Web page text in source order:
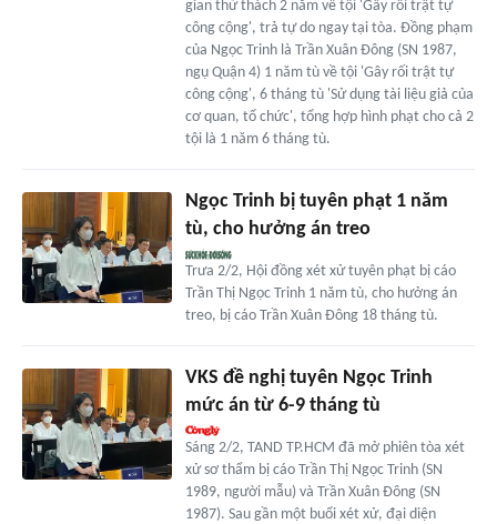
gian thử thách 2 năm về tội 'Gây rối trật tự
công cộng', trả tự do ngay tại tòa. Đồng phạm
của Ngọc Trinh là Trần Xuân Đông (SN 1987,
ngụ Quận 4) 1 năm tù về tội 'Gây rối trật tự
công cộng', 6 tháng tù 'Sử dụng tài liệu giả của
cơ quan, tổ chức', tổng hợp hình phạt cho cả 2
tội là 1 năm 6 tháng tù.
Ngọc Trinh bị tuyên phạt 1 năm
tù, cho hưởng án treo
Trưa 2/2, Hội đồng xét xử tuyên phạt bị cáo
Trần Thị Ngọc Trinh 1 năm tù, cho hưởng án
treo, bị cáo Trần Xuân Đông 18 tháng tù.
VKS đề nghị tuyên Ngọc Trinh
mức án từ 6-9 tháng tù
Sáng 2/2, TAND TP.HCM đã mở phiên tòa xét
xử sơ thẩm bị cáo Trần Thị Ngọc Trinh (SN
1989, người mẫu) và Trần Xuân Đông (SN
1987). Sau gần một buổi xét xử, đại diện